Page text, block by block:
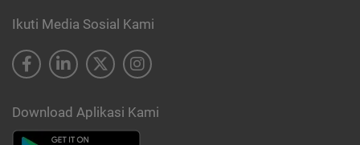
Ikuti Media Sosial Kami
Download Aplikasi Kami